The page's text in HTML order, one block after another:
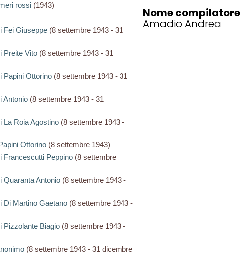
rossi (1943)
Fei Giuseppe(8 settembre 1943 - 31
Preite Vito(8 settembre 1943 - 31
Papini Ottorino(8 settembre 1943 - 31
Antonio(8 settembre 1943 - 31
La Roia Agostino(8 settembre 1943 -
Ottorino(8 settembre 1943)
Francescutti Peppino(8 settembre
Quaranta Antonio(8 settembre 1943 -
Di Martino Gaetano(8 settembre 1943 -
Pizzolante Biagio(8 settembre 1943 -
(8 settembre 1943 - 31 dicembre
Nome compilatore
Amadio Andrea